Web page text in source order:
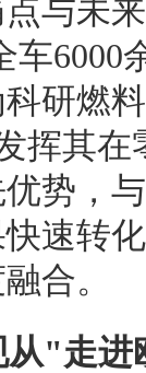
与未
6000
研燃
挥其
势，
速转
合。
从"走